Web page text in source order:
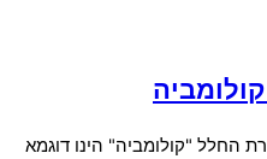
החלל "קולומביה" הינו דוגמא